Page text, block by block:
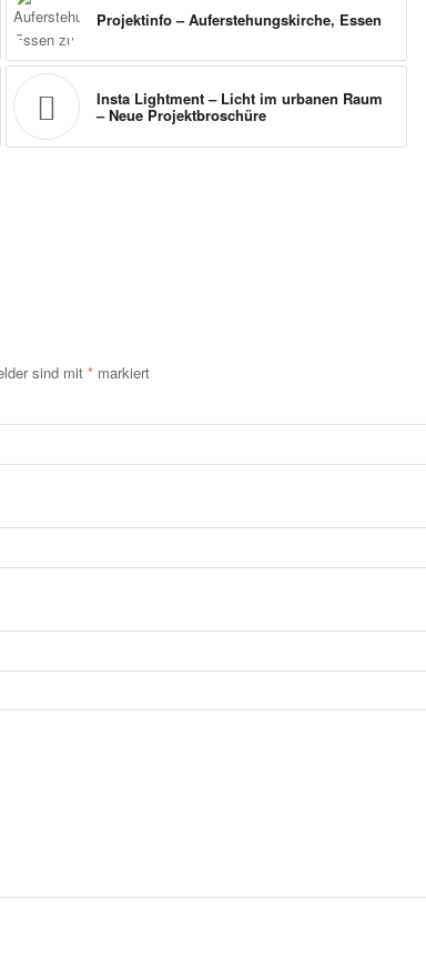
Projektinfo – Auferstehungskirche, Essen
Insta Lightment – Licht im urbanen Raum
– Neue Projektbroschüre
sind mit *markiert